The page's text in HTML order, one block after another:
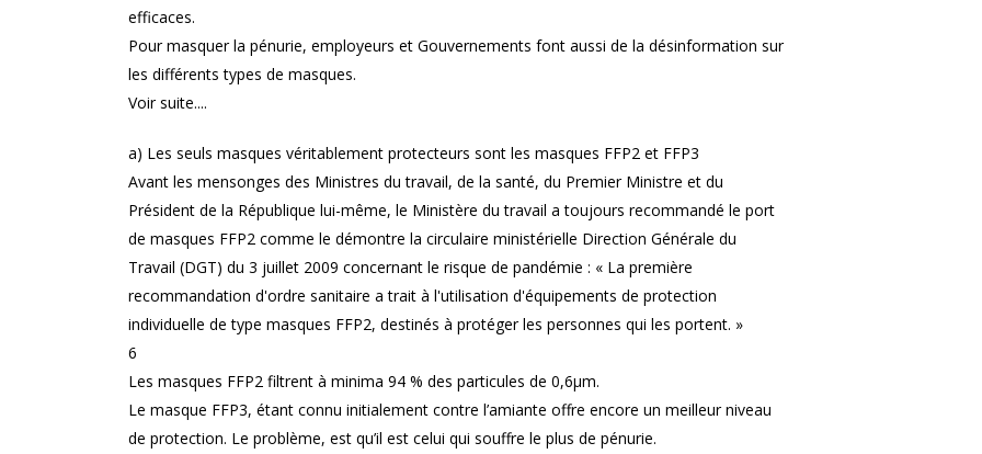
efficaces.
Pour masquer la pénurie, employeurs et Gouvernements font aussi de la désinformation sur
les différents types de masques.
Voir suite....
a) Les seuls masques véritablement protecteurs sont les masques FFP2 et FFP3
Avant les mensonges des Ministres du travail, de la santé, du Premier Ministre et du
Président de la République lui-même, le Ministère du travail a toujours recommandé le port
de masques FFP2 comme le démontre la circulaire ministérielle Direction Générale du
Travail (DGT) du 3 juillet 2009 concernant le risque de pandémie : « La première
recommandation d'ordre sanitaire a trait à l'utilisation d'équipements de protection
individuelle de type masques FFP2, destinés à protéger les personnes qui les portent. »
6
Les masques FFP2 filtrent à minima 94 % des particules de 0,6μm.
Le masque FFP3, étant connu initialement contre l’amiante offre encore un meilleur niveau
de protection. Le problème, est qu’il est celui qui souffre le plus de pénurie.